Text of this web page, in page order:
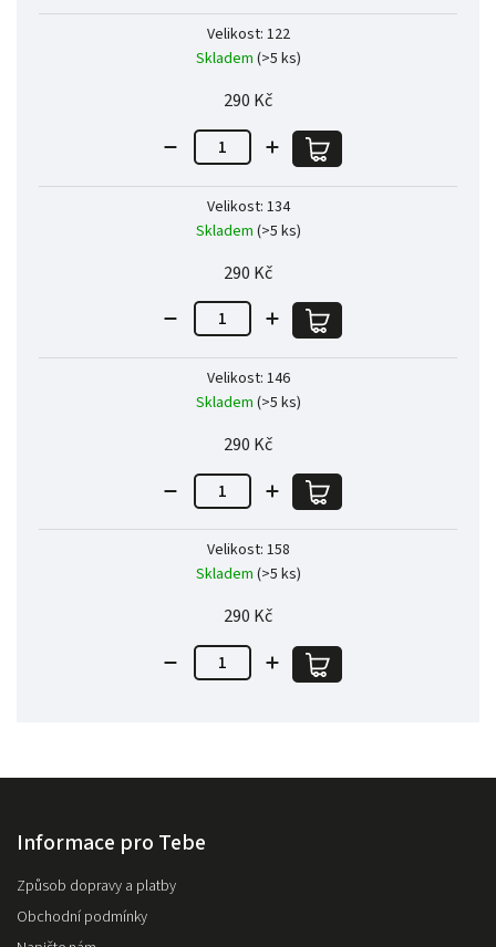
Velikost: 122
Skladem (>5 ks)
290 Kč
Velikost: 134
Skladem (>5 ks)
290 Kč
Velikost: 146
Skladem (>5 ks)
290 Kč
Velikost: 158
Skladem (>5 ks)
290 Kč
Informace pro Tebe
Způsob dopravy a platby
Obchodní podmínky